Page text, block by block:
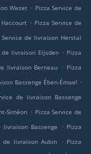
Wezet . Pizza Service de
. Pizza Service de
Service de livraison Herstal
de livraison Eijsden . Pizza
livraison Berneau . Pizza
Bassenge Ében-Émael .
de livraison Bassenge
Siméon . Pizza Service de
livraison Bassenge . Pizza
de livraison Aubin . Pizza